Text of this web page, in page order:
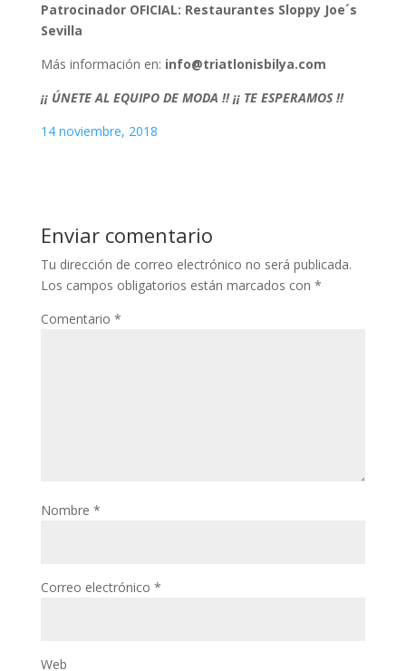
Patrocinador OFICIAL: Restaurantes Sloppy Joe´s
Sevilla
Más información en: info@triatlonisbilya.com
¡¡ ÚNETE AL EQUIPO DE MODA !! ¡¡ TE ESPERAMOS !!
14 noviembre, 2018
Enviar comentario
Tu dirección de correo electrónico no será publicada.
Los campos obligatorios están marcados con *
Comentario *
Nombre *
Correo electrónico *
Web